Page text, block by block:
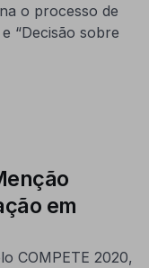
o processo de
“Decisão sobre
em
COMPETE 2020,